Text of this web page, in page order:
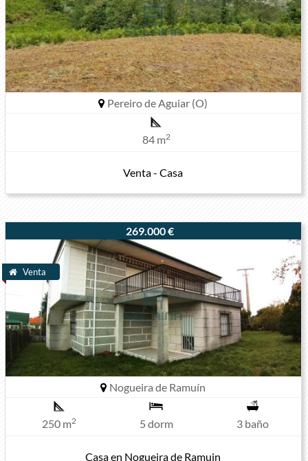
Pereiro de Aguiar (O)
84 m2
Venta - Casa
Venta
269.000 €
Nogueira de Ramuín
250 m2 5 dorm 3 baño
Casa en Nogueira de Ramuin